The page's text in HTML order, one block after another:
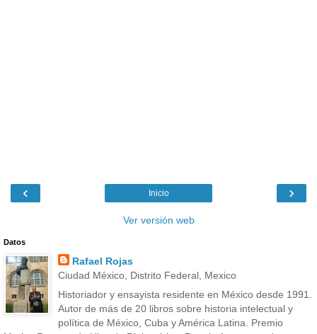
‹ ›
Inicio
Ver versión web
Datos
Rafael Rojas
Ciudad México, Distrito Federal, Mexico
Historiador y ensayista residente en México desde 1991.
Autor de más de 20 libros sobre historia intelectual y
política de México, Cuba y América Latina. Premio